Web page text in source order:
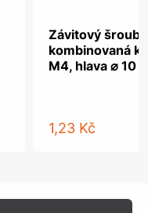
Závitový šroub,
kombinovaná
M4, hlava ⌀ 10
1,23 Kč